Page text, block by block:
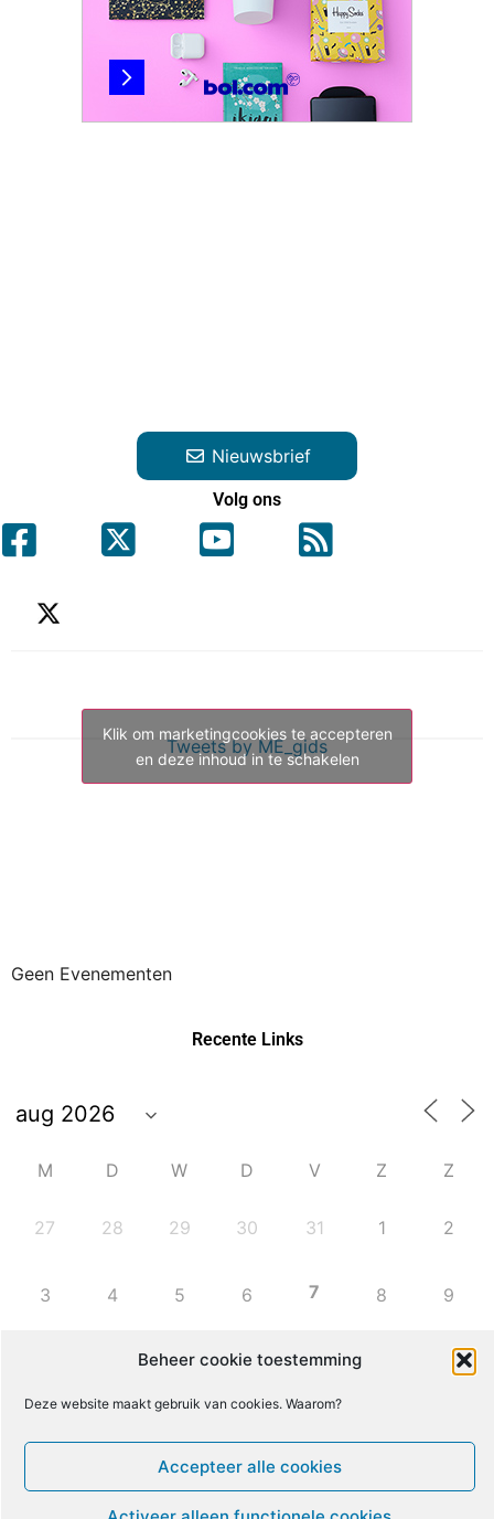
Beheer cookie toestemming
Deze website maakt gebruik van cookies. Waarom?
Accepteer alle cookies
Nieuwsbrief
Volg ons
Tweets by ME_gids
Klik om marketingcookies te accepteren
en deze inhoud in te schakelen
Geen Evenementen
Recente Links
M D W D V Z Z
27 28 29 30 31 1 2
3 4 5 6 7 8 9
12 13 14 16
24 25 26 27 28 29 30